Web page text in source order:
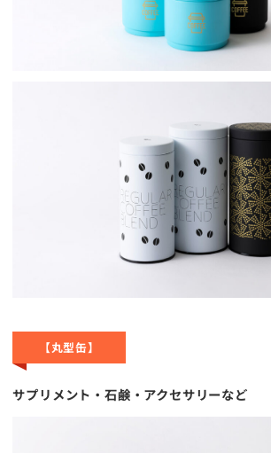
【丸型缶】
サプリメント・石鹸・アクセサリーなど